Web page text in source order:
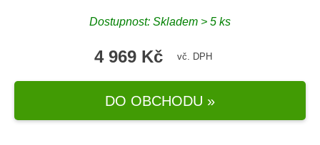
Dostupnost: Skladem > 5 ks
4 969 Kč vč. DPH
DO OBCHODU »